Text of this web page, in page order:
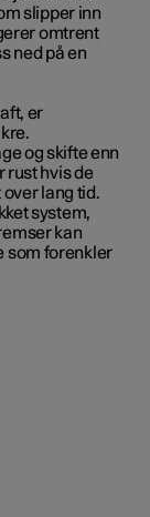
slipper inn
omtrent
ned på en
er
og skifte enn
rust hvis de
lang tid.
system,
kan
som forenkler